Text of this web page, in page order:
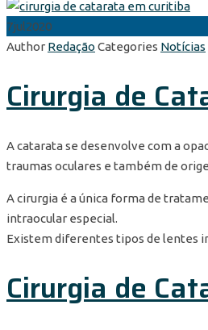
7jul2020
Author Redação Categories Notícias
Cirurgia de
A catarata se desenvolve com a
traumas oculares e também de
A cirurgia é a única forma de
intraocular especial.
Existem diferentes tipos de lentes
Cirurgia de